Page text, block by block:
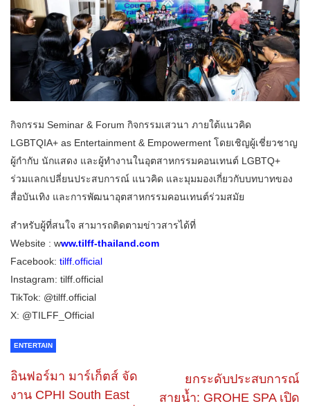
​กิจกรรม Seminar & Forum กิจกรรมเสวนา ภายใต้แนวคิด
LGBTQIA+ as Entertainment & Empowerment โดยเชิญผู้เชี่ยวชาญ
ผู้กำกับ นักแสดง และผู้ทำงานในอุตสาหกรรมคอนเทนต์ LGBTQ+
ร่วมแลกเปลี่ยนประสบการณ์ แนวคิด และมุมมองเกี่ยวกับบทบาทของ
สื่อบันเทิง และการพัฒนาอุตสาหกรรมคอนเทนต์ร่วมสมัย
สำหรับผู้ที่สนใจ สามารถติดตามข่าวสารได้ที่
Website : www.tilff-thailand.com
Facebook: tilff.official
Instagram: tilff.official
TikTok: @tilff.official
X: @TILFF_Official
ENTERTAIN
อินฟอร์มา มาร์เก็ตส์ จัด
งาน CPHI South East
ยกระดับประสบการณ์
สายน้ำ: GROHE SPA เปิด